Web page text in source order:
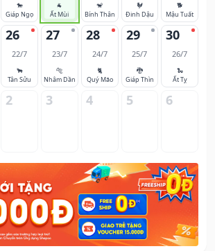
🐎
Giáp Ngọ
🐐
Ất Mùi
🐒
Bính Thân
🐓
Đinh Dậu
🐕
Mậu Tuất
26
22/7
🐂
Tân Sửu
27
23/7
🐅
Nhâm Dần
28
24/7
🐈
Quý Mão
29
25/7
🐉
Giáp Thìn
30
26/7
🐍
Ất Tỵ
2 3 4 5 6